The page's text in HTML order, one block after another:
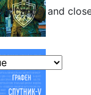
cancel and